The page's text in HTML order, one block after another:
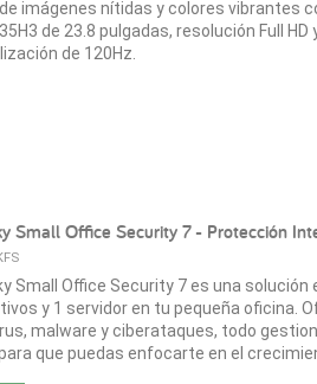
imágenes nítidas y colores vibrantes
de 23.8 pulgadas, resolución Full
de 120Hz.
Small Office Security 7 - Protección
Small Office Security 7 es una
y 1 servidor en tu pequeña oficina.
malware y ciberataques, todo
que puedas enfocarte en el